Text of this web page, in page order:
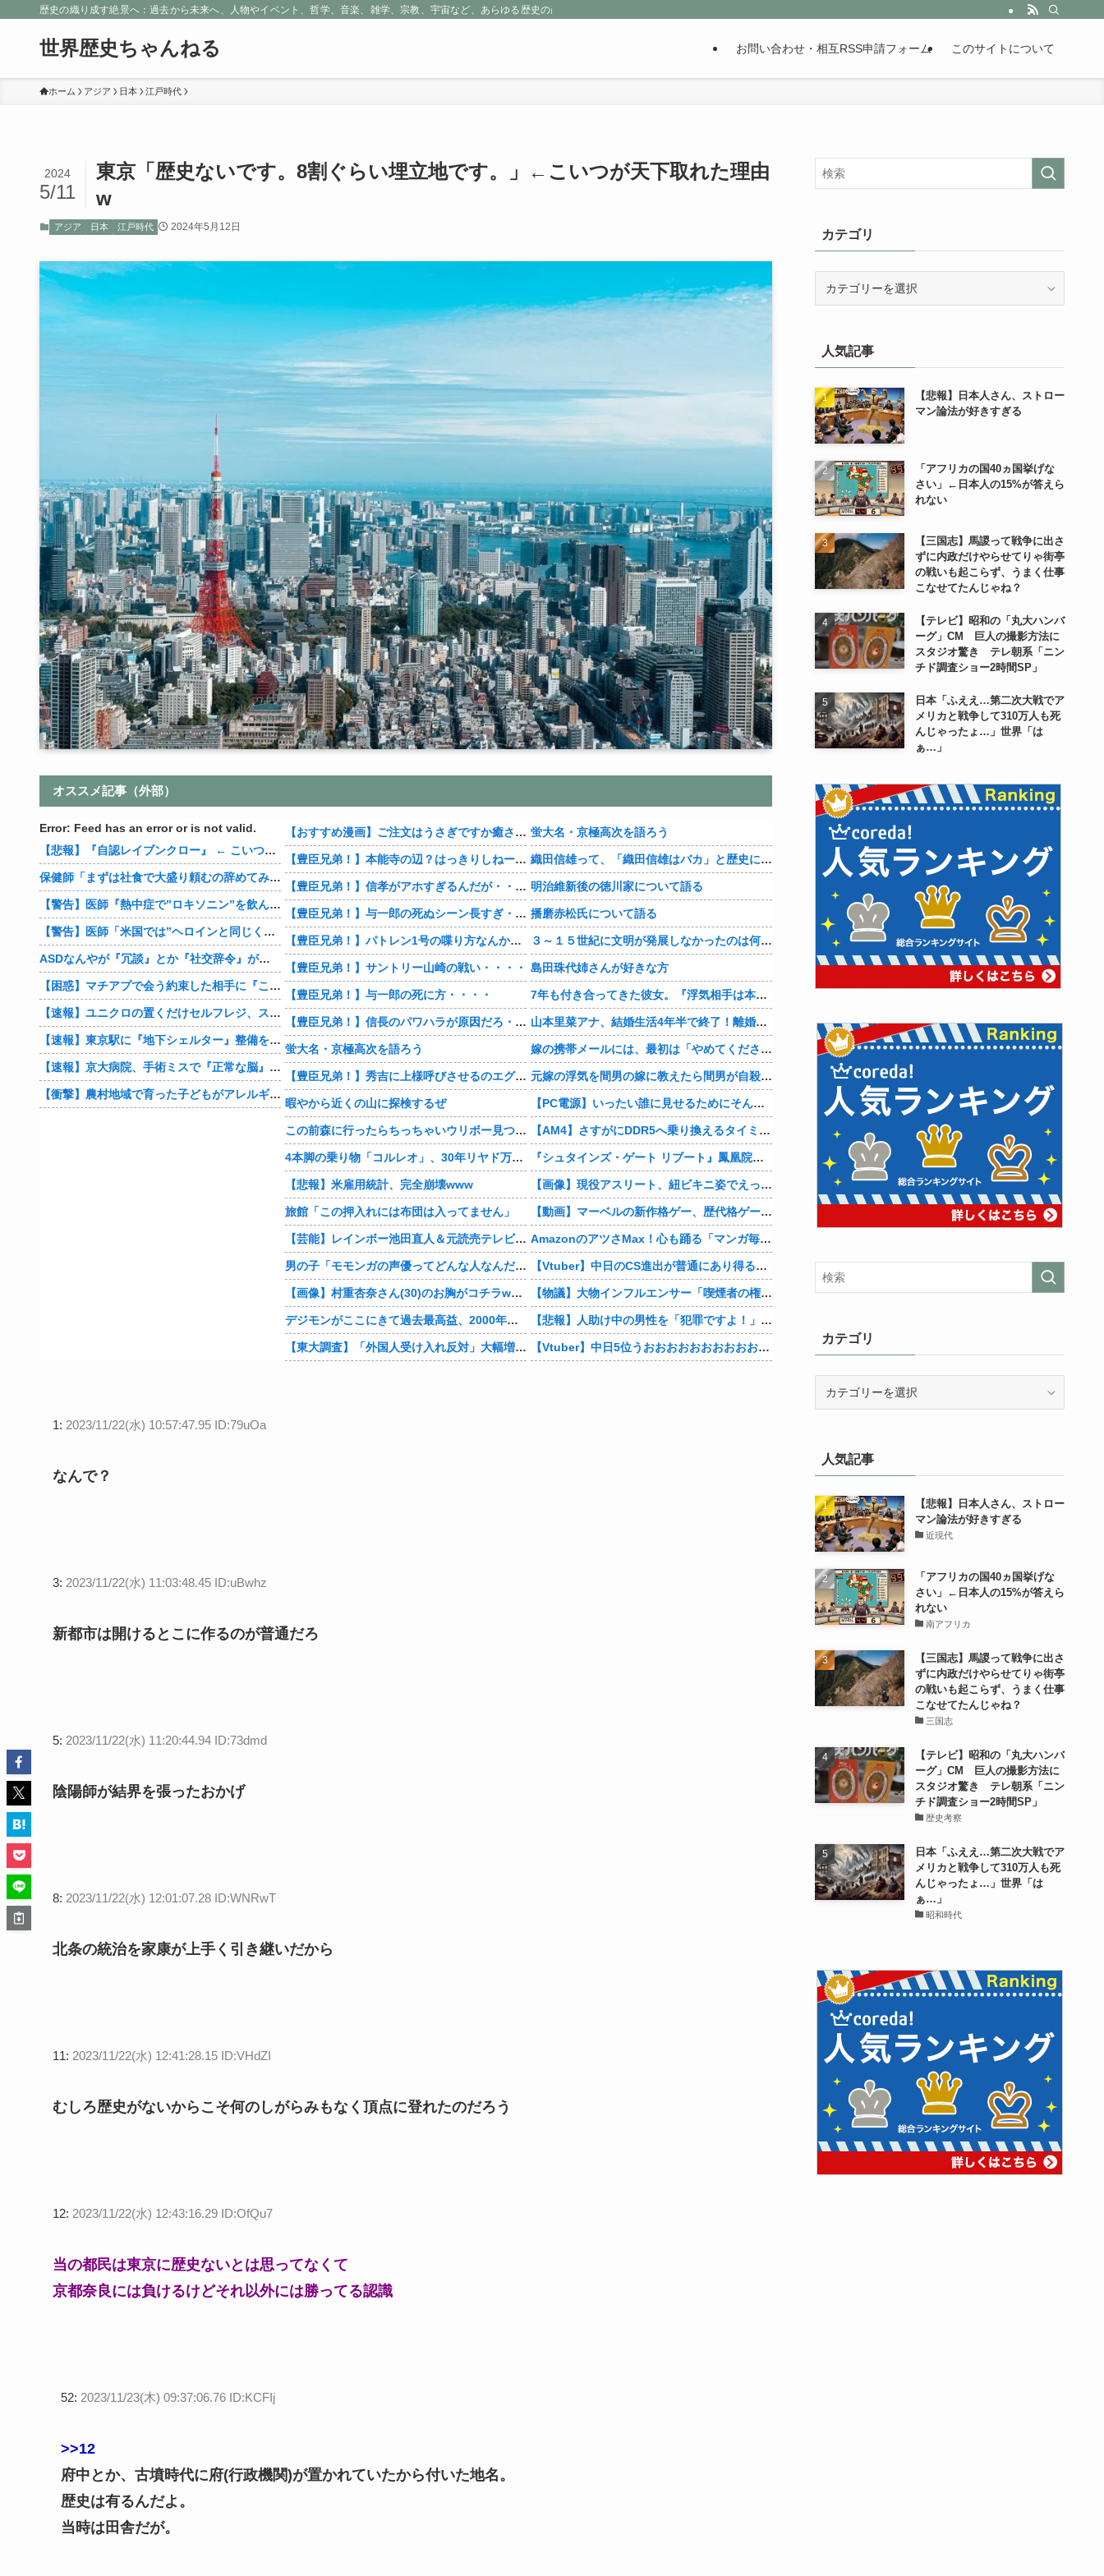
歴史の織り成す絶景へ：過去から未来へ、人物やイベント、哲学、音楽、雑学、宗教、宇宙など、あらゆる歴史の産物に包まれる魅惑の世界を探求しよう。歴史が苦手な人も魅了するまとめサイトです。
世界歴史ちゃんねる お問い合わせ・相互RSS申請フォーム このサイトについて
ホーム アジア 日本 江戸時代
東京「歴史ないです。8割ぐらい埋立地です。」←こいつが天下取れた理由
w
2024
5/11
アジア 日本 江戸時代 2024年5月12日
オススメ記事（外部）
Error: Feed has an error or is not valid.
【悲報】『自認レイブンクロー』 ← こいつらのタチ悪い率は異常
保健師「まずは社食で大盛り頼むの辞めてみます？」 ワイ「…食っちゃいけないものを売ってるのか？」
【警告】医師『熱中症で”ロキソニン”を飲んではいけない理由がこれ』
【警告】医師「米国では”ヘロインと同じくらいヤバい薬”が日本では平気で処方されてる」
ASDなんやが『冗談』とか『社交辞令』がマジでわからなくて怖い
【困惑】マチアプで会う約束した相手に『この返信』送ったらブロックされたんやが…
【速報】ユニクロの置くだけセルフレジ、スーパーにも導入へ
【速報】東京駅に『地下シェルター』整備を正式表明
【速報】京大病院、手術ミスで『正常な脳』を摘出 → 患者は自発呼吸不可能な植物状態に
【衝撃】農村地域で育った子どもがアレルギーやぜん息になりにくい『農場効果』を引き起こす細菌が判明
【おすすめ漫画】ご注文はうさぎですか癒される・・・・
【豊臣兄弟！】本能寺の辺？はっきりしねーなどこなんだよ・・・・
【豊臣兄弟！】信孝がアホすぎるんだが・・・・
【豊臣兄弟！】与一郎の死ぬシーン長すぎ・・・・
【豊臣兄弟！】パトレン1号の喋り方なんかクセになる・・・・
【豊臣兄弟！】サントリー山崎の戦い・・・・
【豊臣兄弟！】与一郎の死に方・・・・
【豊臣兄弟！】信長のパワハラが原因だろ・・・？
蛍大名・京極高次を語ろう
【豊臣兄弟！】秀吉に上様呼びさせるのエグいな・・・・
暇やから近くの山に探検するぜ
この前森に行ったらちっちゃいウリボー見つけた
4本脚の乗り物「コルレオ」、30年リヤド万博で披露へ 川崎重工が35年発売目指す
【悲報】米雇用統計、完全崩壊www
旅館「この押入れには布団は入ってません」
【芸能】レインボー池田直人＆元読売テレビ・佐藤佳奈アナが結婚
男の子「モモンガの声優ってどんな人なんだろ」→ググる
【画像】村重杏奈さん(30)のお胸がコチラwwwwwwwwwwww
デジモンがここにきて過去最高益、2000年のアニメ放送当時を上回る
【東大調査】「外国人受け入れ反対」大幅増 若い世代で多く
蛍大名・京極高次を語ろう
織田信雄って、「織田信雄はバカ」と歴史に書かれているが今まで家が残っているんでバカではないよな？
明治維新後の徳川家について語る
播磨赤松氏について語る
３～１５世紀に文明が発展しなかったのは何故か？
島田珠代姉さんが好きな方
7年も付き合ってきた彼女。『浮気相手は本気で好き、でも今の生活は壊したくない。あなたは家族で、浮気相手は恋人。それじゃ駄目なの？』人の心なんて持ってなかったｗ
山本里菜アナ、結婚生活4年半で終了！離婚コメントには疑問の声
嫁の携帯メールには、最初は「やめてください。警察に相談します」とかだったけど、最近は「昨日もすごかった。間君のが中でビクピｋ（ｒｙ」とｗ しかも羽目鳥も満載だった！
元嫁の浮気を間男の嫁に教えたら間男が自殺して、間男嫁から感謝されつつ元嫁に『いつ死ぬの？』と笑顔で言われた衝撃
【PC電源】いったい誰に見せるためにそんな所にLCD付けるのかな
【AM4】さすがにDDR5へ乗り換えるタイミング逃し感が半端ない
『シュタインズ・ゲート リブート』鳳凰院凶真が存在しないγ（ガンマ）世界線が追加される
【画像】現役アスリート、紐ビキニ姿でえっちな肉体ボロンwww
【動画】マーベルの新作格ゲー、歴代格ゲーのパロディが多すぎて話題にwwwwwww
AmazonのアツさMax！心も踊る「マンガ毎週末セール（50%還元）」2日目襲来！他
【Vtuber】中日のCS進出が普通にあり得るセリーグ他
【物議】大物インフルエンサー「喫煙者の権利がマジで侵害されてる。いくら税金払ってるんだ」他
【悲報】人助け中の男性を「犯罪ですよ！」と責めた女性、警察が来た瞬間逃げる他
【Vtuber】中日5位うおおおおおおおおおおおおおおおお他
1: 2023/11/22(水) 10:57:47.95 ID:79uOa
なんで？
3: 2023/11/22(水) 11:03:48.45 ID:uBwhz
新都市は開けるとこに作るのが普通だろ
5: 2023/11/22(水) 11:20:44.94 ID:73dmd
陰陽師が結界を張ったおかげ
8: 2023/11/22(水) 12:01:07.28 ID:WNRwT
北条の統治を家康が上手く引き継いだから
11: 2023/11/22(水) 12:41:28.15 ID:VHdZI
むしろ歴史がないからこそ何のしがらみもなく頂点に登れたのだろう
12: 2023/11/22(水) 12:43:16.29 ID:OfQu7
当の都民は東京に歴史ないとは思ってなくて
京都奈良には負けるけどそれ以外には勝ってる認識
52: 2023/11/23(木) 09:37:06.76 ID:KCFIj
>>12
府中とか、古墳時代に府(行政機関)が置かれていたから付いた地名。
歴史は有るんだよ。
当時は田舎だが。
カテゴリ
人気記事
【悲報】日本人さん、ストロー
マン論法が好きすぎる
「アフリカの国40ヵ国挙げな
さい」←日本人の15%が答えら
れない
【三国志】馬謖って戦争に出さ
ずに内政だけやらせてりゃ街亭
の戦いも起こらず、うまく仕事
こなせてたんじゃね？
【テレビ】昭和の「丸大ハンバ
ーグ」CM 巨人の撮影方法に
スタジオ驚き テレ朝系「ニン
チド調査ショー2時間SP」
日本「ふええ…第二次大戦でア
メリカと戦争して310万人も死
んじゃったょ…」世界「は
ぁ…」
カテゴリ
人気記事
【悲報】日本人さん、ストロー
マン論法が好きすぎる
近現代
「アフリカの国40ヵ国挙げな
さい」←日本人の15%が答えら
れない
南アフリカ
【三国志】馬謖って戦争に出さ
ずに内政だけやらせてりゃ街亭
の戦いも起こらず、うまく仕事
こなせてたんじゃね？
三国志
【テレビ】昭和の「丸大ハンバ
ーグ」CM 巨人の撮影方法に
スタジオ驚き テレ朝系「ニン
チド調査ショー2時間SP」
歴史考察
日本「ふええ…第二次大戦でア
メリカと戦争して310万人も死
んじゃったょ…」世界「は
ぁ…」
昭和時代